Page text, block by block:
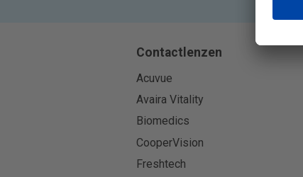
Contactlenzen
Acuvue
Avaira Vitality
Biomedics
CooperVision
Freshtech